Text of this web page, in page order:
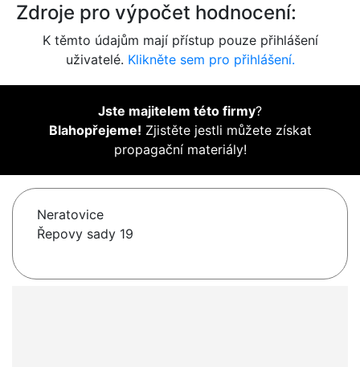
Zdroje pro výpočet hodnocení:
K těmto údajům mají přístup pouze přihlášení
uživatelé. Klikněte sem pro přihlášení.
Jste majitelem této firmy?
Blahopřejeme! Zjistěte jestli můžete získat
propagační materiály!
Neratovice
Řepovy sady 19